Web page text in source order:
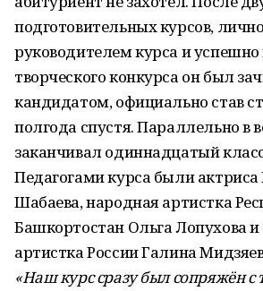
подготовительных курсов,
руководителем курса и
творческого конкурса он был
кандидатом, официально став
полгода спустя. Параллельно в
заканчивал одиннадцатый
Педагогами курса были
Шабаева, народная артистка
Башкортостан Ольга Лопухова
артистка России Галина
«Наш курс сразу был сопряжён